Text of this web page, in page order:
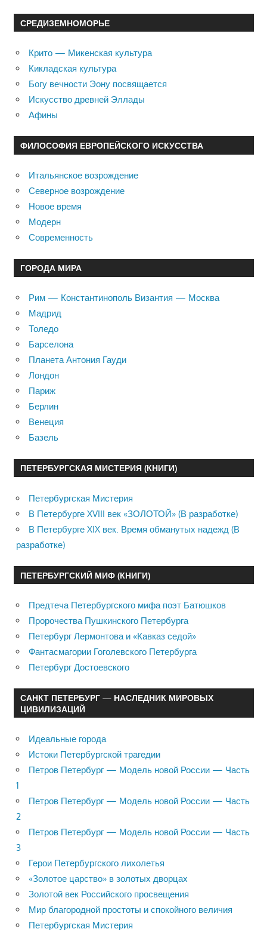
СРЕДИЗЕМНОМОРЬЕ
Крито — Микенская культура
Кикладская культура
Богу вечности Эону посвящается
Искусство древней Эллады
Афины
ФИЛОСОФИЯ ЕВРОПЕЙСКОГО ИСКУССТВА
Итальянское возрождение
Северное возрождение
Новое время
Модерн
Современность
ГОРОДА МИРА
Рим — Константинополь Византия — Москва
Мадрид
Толедо
Барселона
Планета Антония Гауди
Лондон
Париж
Берлин
Венеция
Базель
ПЕТЕРБУРГСКАЯ МИСТЕРИЯ (КНИГИ)
Петербургская Мистерия
В Петербурге XVIII век «ЗОЛОТОЙ» (В разработке)
В Петербурге XIX век. Время обманутых надежд (В
разработке)
ПЕТЕРБУРГСКИЙ МИФ (КНИГИ)
Предтеча Петербургского мифа поэт Батюшков
Пророчества Пушкинского Петербурга
Петербург Лермонтова и «Кавказ седой»
Фантасмагории Гоголевского Петербурга
Петербург Достоевского
САНКТ ПЕТЕРБУРГ — НАСЛЕДНИК МИРОВЫХ
ЦИВИЛИЗАЦИЙ
Идеальные города
Истоки Петербургской трагедии
Петров Петербург — Модель новой России — Часть
1
Петров Петербург — Модель новой России — Часть
2
Петров Петербург — Модель новой России — Часть
3
Герои Петербургского лихолетья
«Золотое царство» в золотых дворцах
Золотой век Российского просвещения
Мир благородной простоты и спокойного величия
Петербургская Мистерия